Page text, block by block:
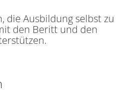
die Ausbildung selbst zu
den Beritt und den